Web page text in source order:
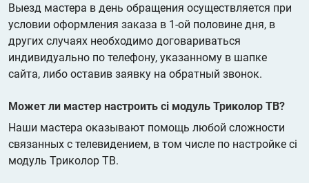
Выезд мастера в день обращения осуществляется при
условии оформления заказа в 1-ой половине дня, в
других случаях необходимо договариваться
индивидуально по телефону, указанному в шапке
сайта, либо оставив заявку на обратный звонок.
Может ли мастер настроить ci модуль Триколор ТВ?
Наши мастера оказывают помощь любой сложности
связанных с телевидением, в том числе по настройке ci
модуль Триколор ТВ.